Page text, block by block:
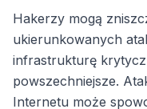
Hakerzy mogą
ukierunkowanych
infrastrukturę
powszechniejsze.
Internetu może